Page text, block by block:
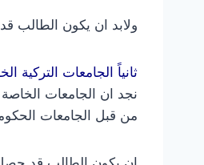
ولابد ان يكون الطالب
ثانياً الجامعات التركية
نجد ان الجامعات
من قبل الجامعات